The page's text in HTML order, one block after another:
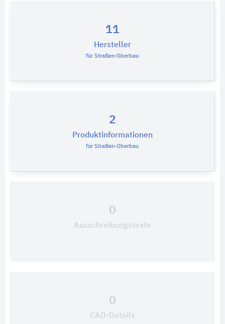
11
Hersteller
für Straßen-Oberbau
2
Produktinformationen
für Straßen-Oberbau
0
Ausschreibungstexte
0
CAD-Details